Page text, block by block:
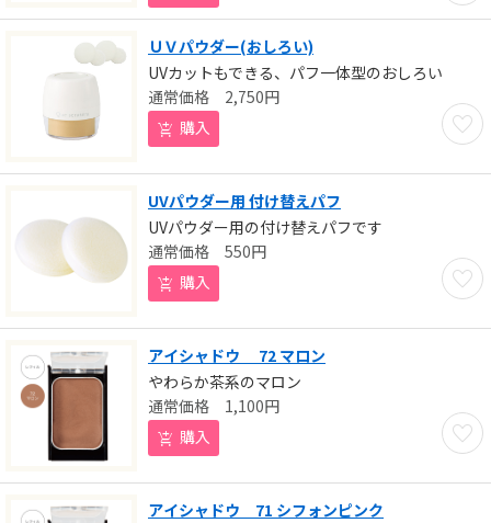
ＵＶパウダー(おしろい)
UVカットもできる、パフ一体型のおしろい
お気
2,750円
購入
UVパウダー用 付け替えパフ
UVパウダー用の付け替えパフです
お気
550円
購入
アイシャドウ 72 マロン
やわらか茶系のマロン
お気
1,100円
購入
アイシャドウ 71 シフォンピンク